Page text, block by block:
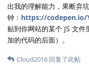
出我的理解能力，果断弃
钟： https://codepen.io/
贴到你网站的某个 JS 文件
加的代码的后面）。
Cloud2016 回复了此帖